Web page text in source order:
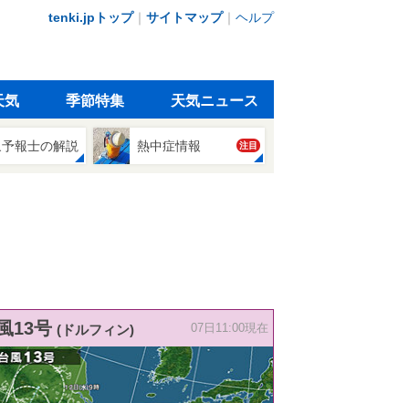
tenki.jpトップ｜ サイトマップ｜ ヘルプ
気 季節特集 天気ニュース
報士の解説 熱中症情報 注目
13号 (ドルフィン) 07日11:00現在